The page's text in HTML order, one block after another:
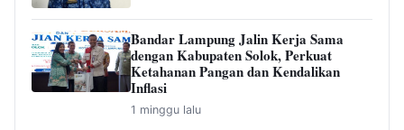
Bandar Lampung Jalin Kerja Sama
dengan Kabupaten Solok, Perkuat
Ketahanan Pangan dan Kendalikan
Inflasi
1 minggu lalu